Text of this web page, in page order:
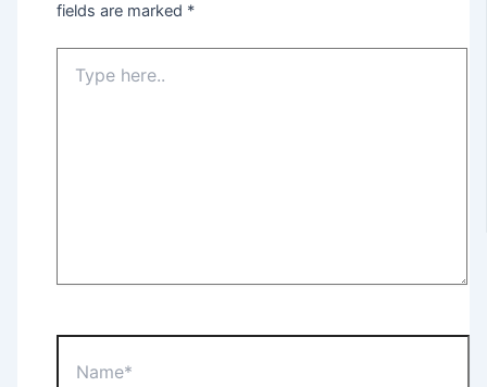
fields are marked *
here..